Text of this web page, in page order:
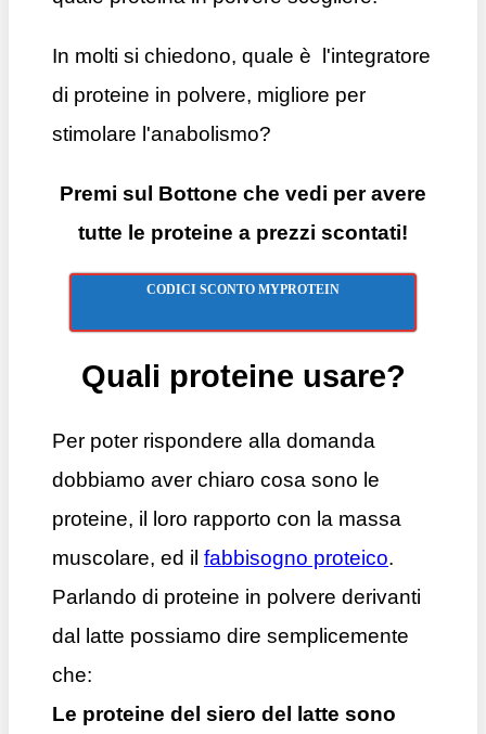
In molti si chiedono, quale è l'integratore
di proteine in polvere, migliore per
stimolare l'anabolismo?
Premi sul Bottone che vedi per avere
tutte le proteine a prezzi scontati!
CODICI SCONTO MYPROTEIN
Quali proteine usare?
Per poter rispondere alla domanda
dobbiamo aver chiaro cosa sono le
proteine, il loro rapporto con la massa
muscolare, ed il fabbisogno proteico.
Parlando di proteine in polvere derivanti
dal latte possiamo dire semplicemente
che:
Le proteine del siero del latte sono